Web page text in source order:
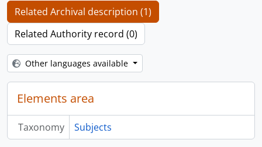
Related Archival description (1)
Related Authority record (0)
Other languages available
Elements area
Taxonomy Subjects